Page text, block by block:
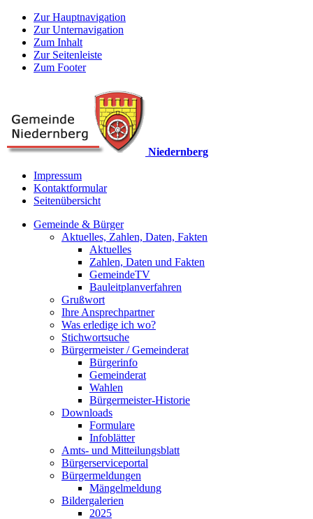
Zur Hauptnavigation
Zur Unternavigation
Zum Inhalt
Zur Seitenleiste
Zum Footer
Niedernberg
Impressum
Kontaktformular
Seitenübersicht
Gemeinde & Bürger
Aktuelles, Zahlen, Daten, Fakten
Aktuelles
Zahlen, Daten und Fakten
GemeindeTV
Bauleitplanverfahren
Grußwort
Ihre Ansprechpartner
Was erledige ich wo?
Stichwortsuche
Bürgermeister / Gemeinderat
Bürgerinfo
Gemeinderat
Wahlen
Bürgermeister-Historie
Downloads
Formulare
Infoblätter
Amts- und Mitteilungsblatt
Bürgerserviceportal
Bürgermeldungen
Mängelmeldung
Bildergalerien
2025